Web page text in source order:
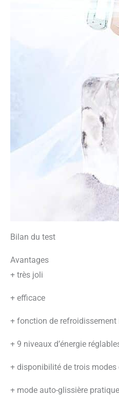
Bilan du test
Avantages
+ très joli
+ efficace
+ fonction de
+ 9 niveaux d’énergie
+ disponibilité de trois modes
+ mode auto-glissière